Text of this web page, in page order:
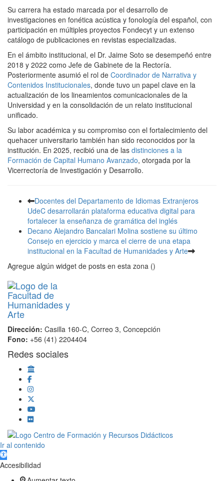
Su carrera ha estado marcada por el desarrollo de
investigaciones en fonética acústica y fonología del español, con
participación en múltiples proyectos Fondecyt y un extenso
catálogo de publicaciones en revistas especializadas.
En el ámbito institucional, el Dr. Jaime Soto se desempeñó entre
2018 y 2022 como Jefe de Gabinete de la Rectoría.
Posteriormente asumió el rol de Coordinador de Narrativa y
Contenidos Institucionales, donde tuvo un papel clave en la
actualización de los lineamientos comunicacionales de la
Universidad y en la consolidación de un relato institucional
unificado.
Su labor académica y su compromiso con el fortalecimiento del
quehacer universitario también han sido reconocidos por la
institución. En 2025, recibió una de las distinciones a la
Formación de Capital Humano Avanzado, otorgada por la
Vicerrectoría de Investigación y Desarrollo.
Docentes del Departamento de Idiomas Extranjeros
UdeC desarrollarán plataforma educativa digital para
fortalecer la enseñanza de gramática del inglés
Decano Alejandro Bancalari Molina sostiene su último
Consejo en ejercicio y marca el cierre de una etapa
institucional en la Facultad de Humanidades y Arte
Agregue algún widget de posts en esta zona ()
Dirección: Casilla 160-C, Correo 3, Concepción
Fono: +56 (41) 2204404
Redes sociales
Scroll
Up
Ir al contenido
Abrir barra de herramientas
Accesibilidad